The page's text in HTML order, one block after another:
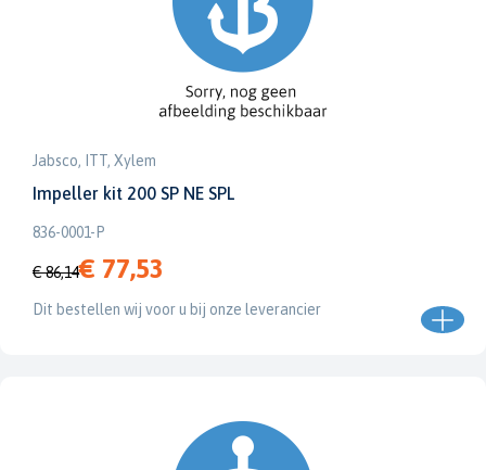
Jabsco, ITT, Xylem
Impeller kit 200 SP NE SPL
836-0001-P
€ 86,14€ 77,53
Dit bestellen wij voor u bij onze leverancier